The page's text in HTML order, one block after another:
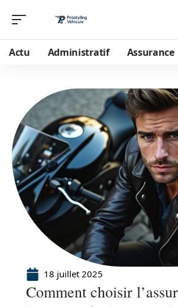
Actu Administratif Assurance
18 juillet 2025
Comment choisir